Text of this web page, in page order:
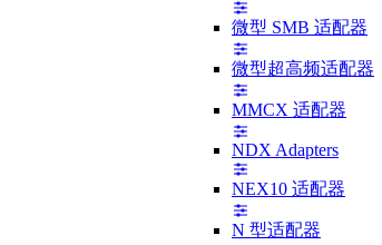
微型 SMB 适配器
微型超高频适配器
MMCX 适配器
NDX Adapters
NEX10 适配器
N 型适配器